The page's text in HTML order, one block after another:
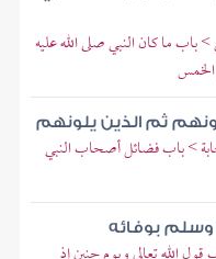
ما كان النبي صلى الله عليه
ثم الذين يلونهم
> باب فضائل أصحاب النبي
وسلم بوفائه